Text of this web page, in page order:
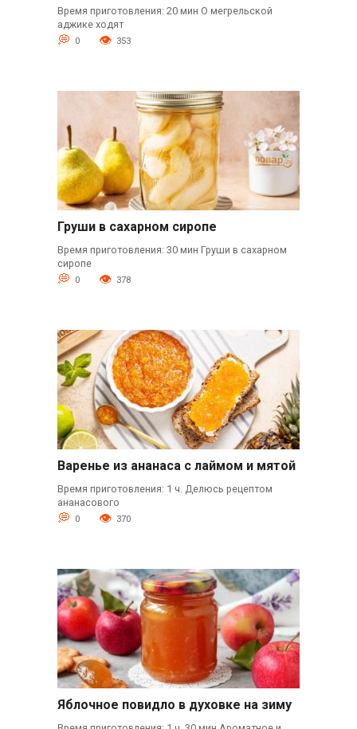
Время приготовления: 20 мин О мегрельской
аджике ходят
0 353
Груши в сахарном сиропе
Время приготовления: 30 мин Груши в сахарном
сиропе
0 378
Варенье из ананаса с лаймом и мятой
Время приготовления: 1 ч. Делюсь рецептом
ананасового
0 370
Яблочное повидло в духовке на зиму